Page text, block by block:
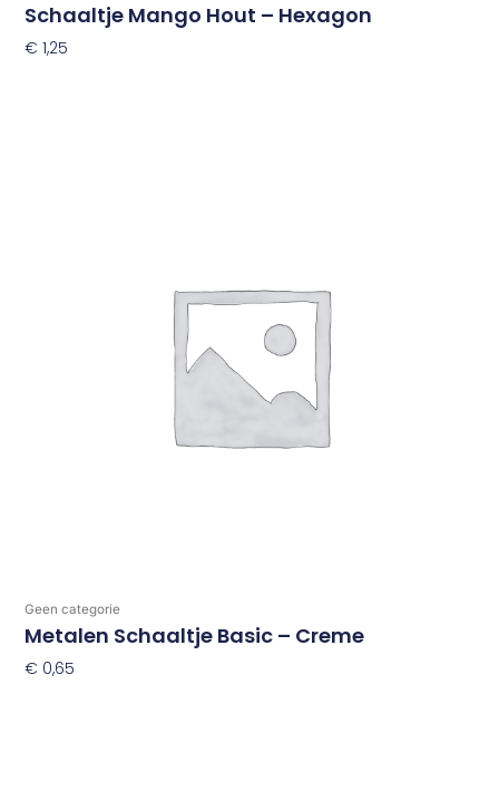
Schaaltje Mango Hout – Hexagon
€ 1,25
Geen categorie
Metalen Schaaltje Basic – Creme
€ 0,65